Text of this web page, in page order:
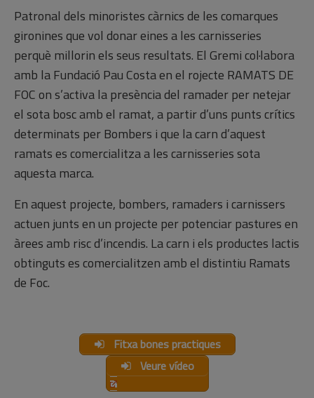
Patronal dels minoristes càrnics de les comarques
gironines que vol donar eines a les carnisseries
perquè millorin els seus resultats. El Gremi col·labora
amb la Fundació Pau Costa en el rojecte RAMATS DE
FOC on s’activa la presència del ramader per netejar
el sota bosc amb el ramat, a partir d’uns punts crítics
determinats per Bombers i que la carn d’aquest
ramats es comercialitza a les carnisseries sota
aquesta marca.
En aquest projecte, bombers, ramaders i carnissers
actuen junts en un projecte per potenciar pastures en
àrees amb risc d’incendis. La carn i els productes lactis
obtinguts es comercialitzen amb el distintiu Ramats
de Foc.
Fitxa bones practiques
Veure vídeo